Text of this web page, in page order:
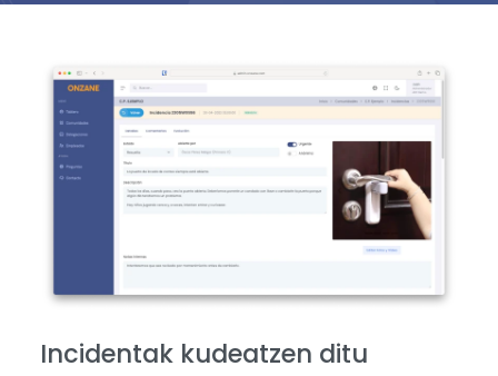
Incidentak kudeatzen ditu